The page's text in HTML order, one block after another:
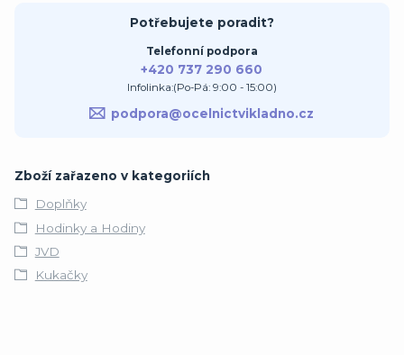
Potřebujete poradit?
Telefonní podpora
+420 737 290 660
Infolinka:(Po-Pá: 9:00 - 15:00)
podpora@ocelnictvikladno.cz
Zboží zařazeno v kategoriích
Doplňky
Hodinky a Hodiny
JVD
Kukačky